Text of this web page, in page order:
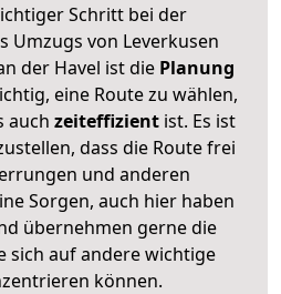
Schritt bei der
Umzugs von Leverkusen
der Havel ist diePlanung
eine Route zu wählen,
auch zeiteffizient ist. Es ist
dass die Route frei
und anderen
Sorgen, auch hier haben
übernehmen gerne die
sich auf andere wichtige
können.